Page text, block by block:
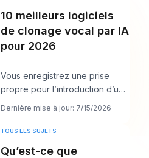
10 meilleurs logiciels
de clonage vocal par IA
pour 2026
Vous enregistrez une prise
propre pour l’introduction d’un
podcast, puis vous découvrez
un changemen
Dernière mise à jour: 7/15/2026
TOUS LES SUJETS
Qu’est-ce que